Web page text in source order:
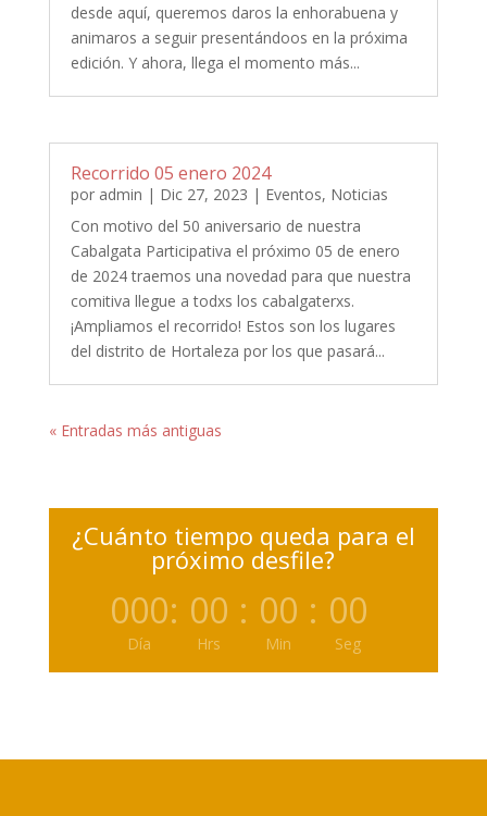
desde aquí, queremos daros la enhorabuena y
animaros a seguir presentándoos en la próxima
edición. Y ahora, llega el momento más...
Recorrido 05 enero 2024
por admin | Dic 27, 2023 | Eventos, Noticias
Con motivo del 50 aniversario de nuestra
Cabalgata Participativa el próximo 05 de enero
de 2024 traemos una novedad para que nuestra
comitiva llegue a todxs los cabalgaterxs.
¡Ampliamos el recorrido! Estos son los lugares
del distrito de Hortaleza por los que pasará...
« Entradas más antiguas
¿Cuánto tiempo queda para el
próximo desfile?
000
Día
: 00
Hrs
: 00
Min
: 00
Seg